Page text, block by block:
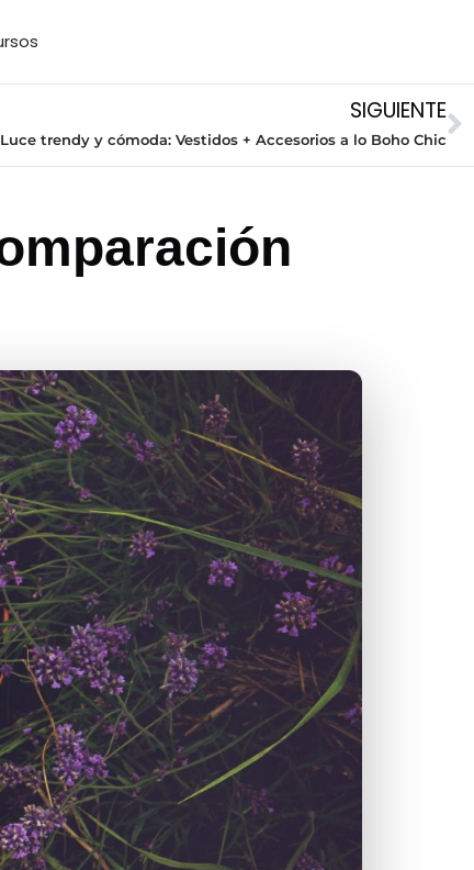
SIGUIENTE
Luce trendy y cómoda: Vestidos + Accesorios a lo Boho Chic